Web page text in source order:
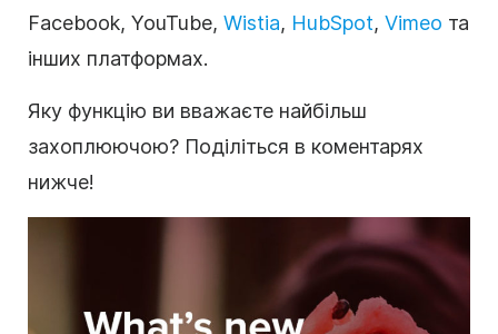
Facebook, YouTube, Wistia, HubSpot, Vimeo та
інших платформах.
Яку функцію ви вважаєте найбільш
захоплюючою? Поділіться в коментарях
нижче!